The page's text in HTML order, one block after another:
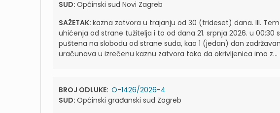
SUD: Općinski sud Novi Zagreb
SAŽETAK: kazna zatvora u trajanju od 30 (trideset) dana. III.
uhićenja od strane tužitelja i to od dana 21. srpnja 2026. u 00:30
puštena na slobodu od strane suda, kao 1 (jedan) dan
uračunava u izrečenu kaznu zatvora tako da okrivljenica ima z...
BROJ ODLUKE: O-1426/2026-4
SUD: Općinski građanski sud Zagreb